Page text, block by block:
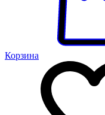
Корзина